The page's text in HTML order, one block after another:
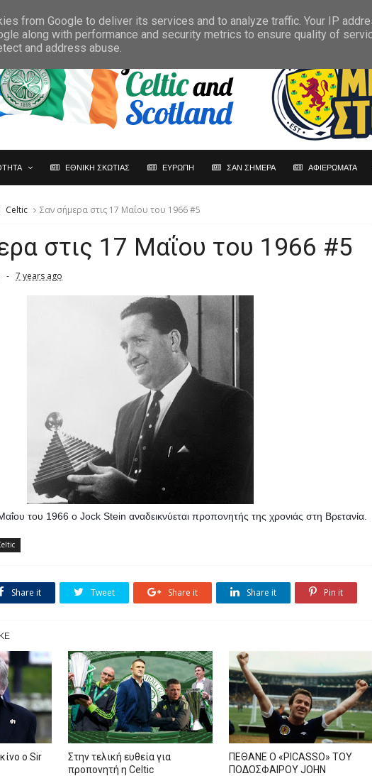
ΕΘΝΙΚΗ ΣΚΩΤΙΑΣ ΕΥΡΩΠΗ ΣΑΝ ΣΗΜΕΡΑ ΑΦΙΕΡΩΜΑΤΑ
Celtic Σαν σήμερα στις 17 Μαΐου του 1966 #5
στις 17 Μαΐου του 1966 #5
7 years ago
του 1966 ο Jock Stein αναδεικνύεται προπονητής της χρονιάς στη Βρετανία.
Share it Tweet Share it Share it Pin it
ο Sir
Στην τελική ευθεία για
προπονητή η Celtic
ΠΕΘΑΝΕ Ο «PICASSO» TOY
ΠΟΔΟΣΦΑΙΡΟΥ JOHN
from Google to deliver its services and to analyze traffic. Your IP
along with performance and security metrics to ensure quality of
and address abuse.